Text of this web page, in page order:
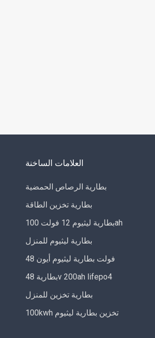
العلامات الساخنة
بطارية الرصاص الحمضية
بطارية تخزين الطاقة
بطارية ليثيوم 12 فولت 100ah
بطارية ليثيوم للمنزل
48 فولت بطارية ليثيوم أيون
بطارية 48v 200ah lifepo4
بطارية تخزين للمنزل
100kwh تخزين بطارية ليثيوم